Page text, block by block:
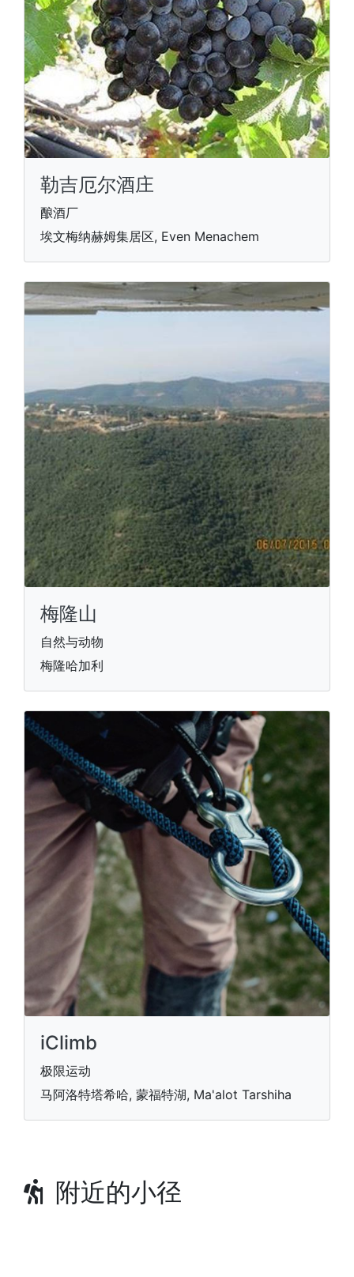
勒吉厄尔酒庄
酿酒厂
埃文梅纳赫姆集居区, Even Menachem
梅隆山
自然与动物
梅隆哈加利
iClimb
极限运动
马阿洛特塔希哈, 蒙福特湖, Ma'alot Tarshiha
附近的小径